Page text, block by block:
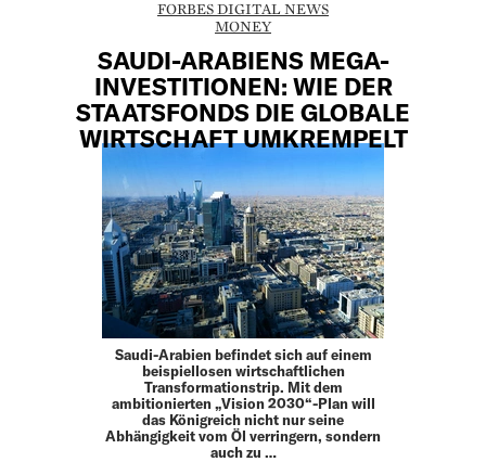
FORBES DIGITAL NEWS
MONEY
SAUDI-ARABIENS MEGA-
INVESTITIONEN: WIE DER
STAATSFONDS DIE GLOBALE
WIRTSCHAFT UMKREMPELT
Saudi-Arabien befindet sich auf einem
beispiellosen wirtschaftlichen
Transformationstrip. Mit dem
ambitionierten „Vision 2030“-Plan will
das Königreich nicht nur seine
Abhängigkeit vom Öl verringern, sondern
auch zu …